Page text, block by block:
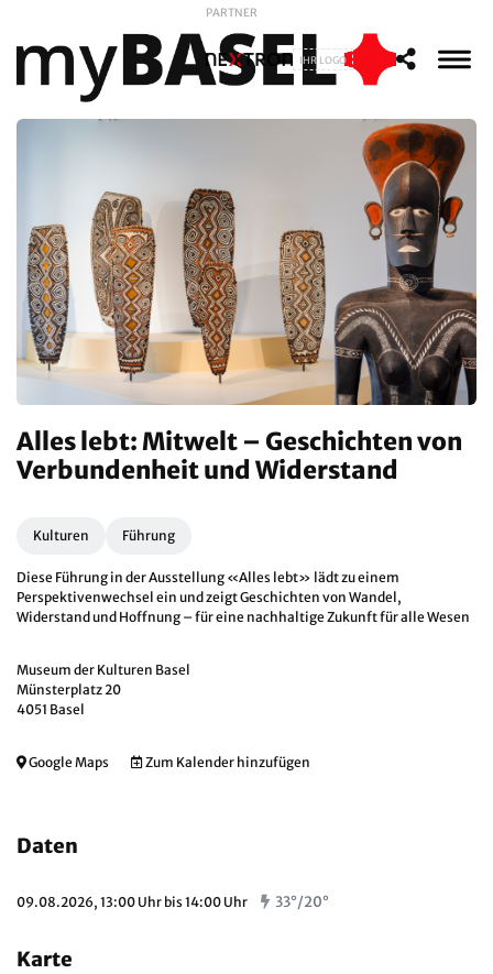
PARTNER
IHR LOGO
Alles lebt: Mitwelt – Geschichten von
Verbundenheit und Widerstand
Kulturen Führung
Diese Führung in der Ausstellung «Alles lebt» lädt zu einem
Perspektivenwechsel ein und zeigt Geschichten von Wandel,
Widerstand und Hoffnung – für eine nachhaltige Zukunft für alle Wesen
Museum der Kulturen Basel
Münsterplatz 20
4051 Basel
Google Maps Zum Kalender hinzufügen
Daten
09.08.2026, 13:00 Uhr bis 14:00 Uhr 33°/20°
Karte